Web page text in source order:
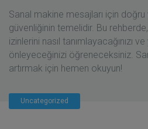
Sanal makine mesajları için
güvenliğinin temelidir. Bu
izinlerini nasıl tanımlayacağınızı
önleyeceğinizi öğreneceksiniz.
artırmak için hemen okuyun!
Uncategorized